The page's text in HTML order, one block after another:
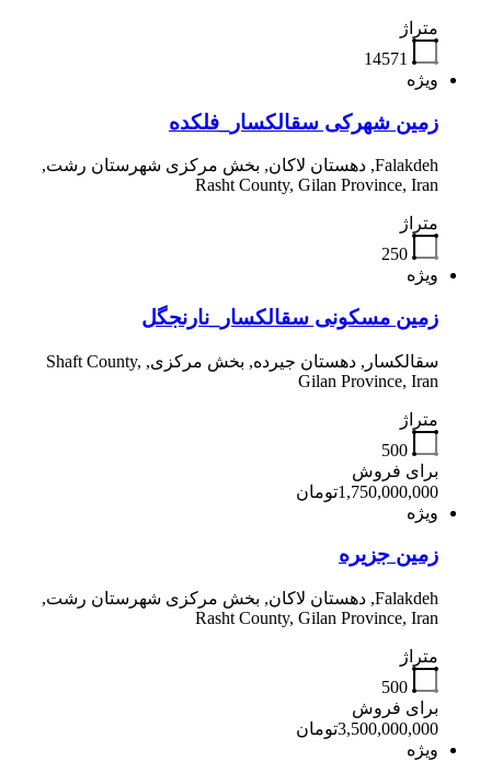
متراژ
14571
ویژه
زمین شهرکی سقالکسار_فلکده
Falakdeh, دهستان لاکان, بخش مرکزی شهرستان رشت,
Rasht County, Gilan Province, Iran
متراژ
250
ویژه
زمین مسکونی سقالکسار_نارنجگل
سقالکسار, دهستان جیرده, بخش مرکزی, Shaft County,
Gilan Province, Iran
متراژ
500
برای فروش
1,750,000,000تومان
ویژه
زمین جزیره
Falakdeh, دهستان لاکان, بخش مرکزی شهرستان رشت,
Rasht County, Gilan Province, Iran
متراژ
500
برای فروش
3,500,000,000تومان
ویژه